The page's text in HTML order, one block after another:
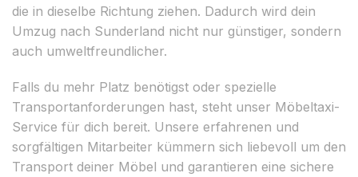
die in dieselbe Richtung ziehen. Dadurch wird dein
Umzug nach Sunderland nicht nur günstiger, sondern
auch umweltfreundlicher.
Falls du mehr Platz benötigst oder spezielle
Transportanforderungen hast, steht unser Möbeltaxi-
Service für dich bereit. Unsere erfahrenen und
sorgfältigen Mitarbeiter kümmern sich liebevoll um den
Transport deiner Möbel und garantieren eine sichere